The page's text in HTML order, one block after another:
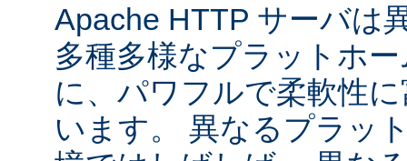
Apache HTTP サーバは
多種多様なプラットホ
に、パワフルで柔軟性
います。 異なるプラッ